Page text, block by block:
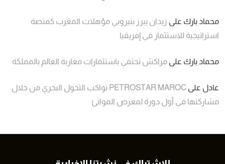
محماد بارك على زيدان يبرز بنيروبي مؤهلات المغرب كمنصة
استراتيجية للاستثمار في إفريقيا
محماد بارك على مراكش تحتفي باستثمارات مغاربة العالم بالمملكة
عادل على
PETROSTAR MAROC تواكب التحول البحري من خلال
مشاركتها في أول دورة لمعرض الموانئ